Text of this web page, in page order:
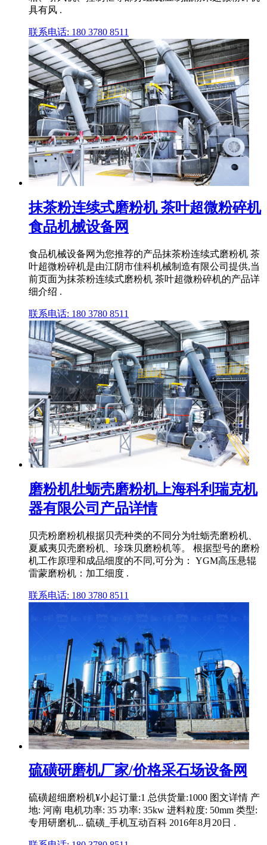
具有风 .
联系电话: 180 3780 8511
抹茶粉连续式磨粉机 茶叶超微粉碎机
食品机械设备网
食品机械设备网为您推荐的产品抹茶粉连续式磨粉机 茶
叶超微粉碎机是由江阴市佳科机械制造有限公司提供,当
前页面为抹茶粉连续式磨粉机 茶叶超微粉碎机的产品详
细介绍 .
联系电话: 180 3780 8511
磨粉机牡蛎壳磨粉机上海科利瑞克机
器有限公司产品详情
贝壳粉磨粉机根据贝壳种类的不同分为牡蛎壳磨粉机、
夏威夷贝壳磨粉机、珍珠贝磨粉机等。 根据型号的磨粉
机工作原理和成品细度的不同,可分为： YGM高压悬辊
雷蒙磨粉机：加工细度 .
联系电话: 180 3780 8511
硫磺研磨机厂家/价格采石场设备网
硫磺超细磨粉机¥小起订量:1 总供货量:1000 图文详情 产
地: 河南 电机功率: 35 功率: 35kw 进料粒度: 50mm 类型:
专用研磨机... 硫磺_手机互动百科 2016年8月20日 .